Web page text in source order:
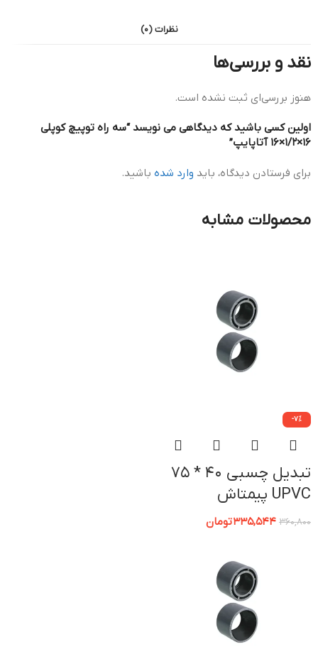
نظرات (0)
نقد و بررسی‌ها
هنوز بررسی‌ای ثبت نشده است.
اولین کسی باشید که دیدگاهی می نویسد “سه راه توپیچ کوپلی
16×1/2×16 آتاپایپ”
برای فرستادن دیدگاه، باید وارد شده باشید.
محصولات مشابه
-7%
تبدیل چسبی 40 * 75
UPVC پیمتاش
360,800
335,544تومان